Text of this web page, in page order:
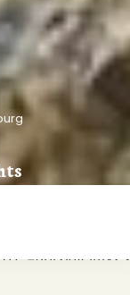
8"?